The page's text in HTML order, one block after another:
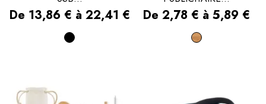
Prix
De 13,86 € à 22,41 €
Noir
Prix
De 2,78 € à 5,89 €
Bois